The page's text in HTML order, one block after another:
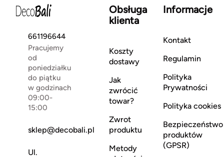
661196644
Pracujemy
od
poniedziałku
do piątku
w godzinach
09:00-
15:00
sklep@decobali.pl
Ul.
Obsługa
klienta
Koszty
dostawy
Jak
zwrócić
towar?
Zwrot
produktu
Metody
Informacje
Kontakt
Regulamin
Polityka
Prywatności
Polityka cookies
Bezpieczeństwo
produktów
(GPSR)